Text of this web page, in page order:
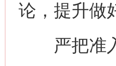
论，提升做
严把准入